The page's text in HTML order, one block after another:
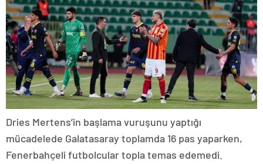
Dries Mertens’in başlama vuruşunu yaptığı
mücadelede Galatasaray toplamda 16 pas yaparken,
Fenerbahçeli futbolcular topla temas edemedi.